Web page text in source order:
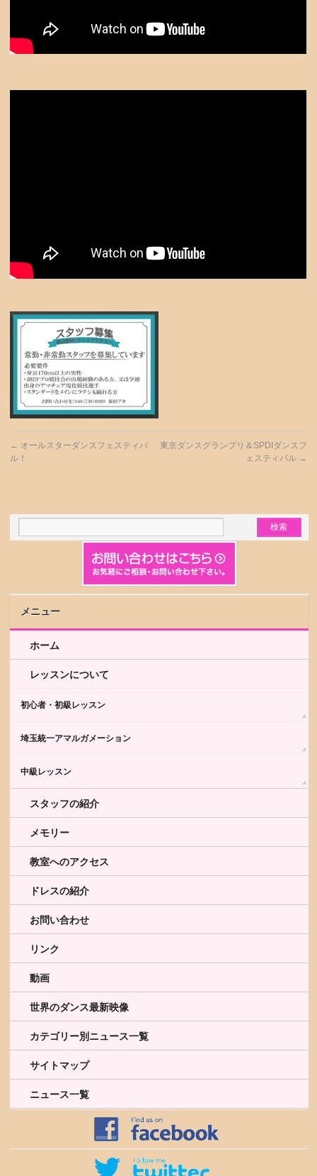
← オールスターダンスフェスティバ
ル！
東京ダンスグランプリ＆SPDIダンスフ
ェスティバル →
メニュー
ホーム
レッスンについて
初心者・初級レッスン
埼玉統一アマルガメーション
中級レッスン
スタッフの紹介
メモリー
教室へのアクセス
ドレスの紹介
お問い合わせ
リンク
動画
世界のダンス最新映像
カテゴリー別ニュース一覧
サイトマップ
ニュース一覧